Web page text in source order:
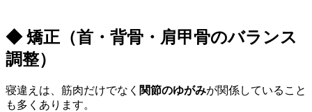
◆ 矯正（首・背骨・肩甲骨のバランス
調整）
寝違えは、筋肉だけでなく 関節のゆがみが関係していること
も多くあります。